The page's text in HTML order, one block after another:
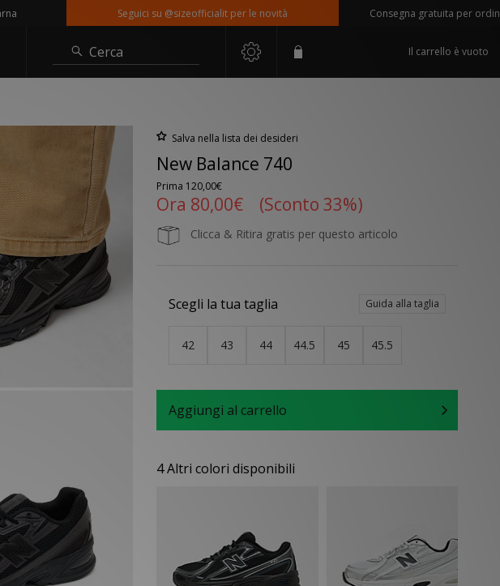
Seguici su @sizeofficialit per le novità Consegna gratuita per ordini
Cerca Il carrello è vuoto
Salva nella lista dei desideri
New Balance 740
Prima 120,00€
Ora 80,00€ (Sconto 33%)
Clicca & Ritira gratis per questo articolo
Scegli la tua taglia Guida alla taglia
42 43 44 44.5 45 45.5
Aggiungi al carrello
4 Altri colori disponibili